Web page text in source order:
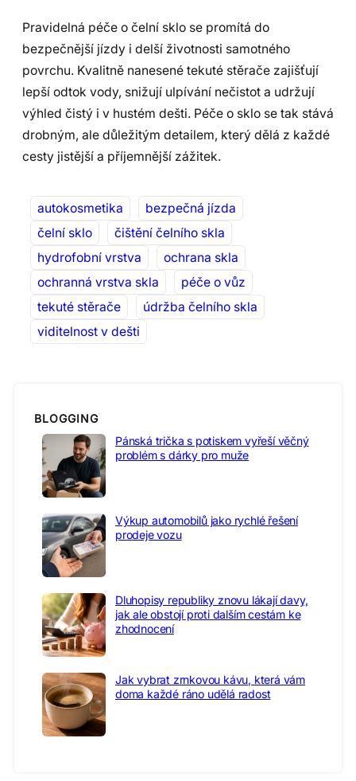
Pravidelná péče o čelní sklo se promítá do
bezpečnější jízdy i delší životnosti samotného
povrchu. Kvalitně nanesené tekuté stěrače zajišťují
lepší odtok vody, snižují ulpívání nečistot a udržují
výhled čistý i v hustém dešti. Péče o sklo se tak stává
drobným, ale důležitým detailem, který dělá z každé
cesty jistější a příjemnější zážitek.
autokosmetika
bezpečná jízda
čelní sklo
čištění čelního skla
hydrofobní vrstva
ochrana skla
ochranná vrstva skla
péče o vůz
tekuté stěrače
údržba čelního skla
viditelnost v dešti
BLOGGING
Pánská trička s potiskem vyřeší věčný
problém s dárky pro muže
Výkup automobilů jako rychlé řešení
prodeje vozu
Dluhopisy republiky znovu lákají davy,
jak ale obstojí proti dalším cestám ke
zhodnocení
Jak vybrat zrnkovou kávu, která vám
doma každé ráno udělá radost